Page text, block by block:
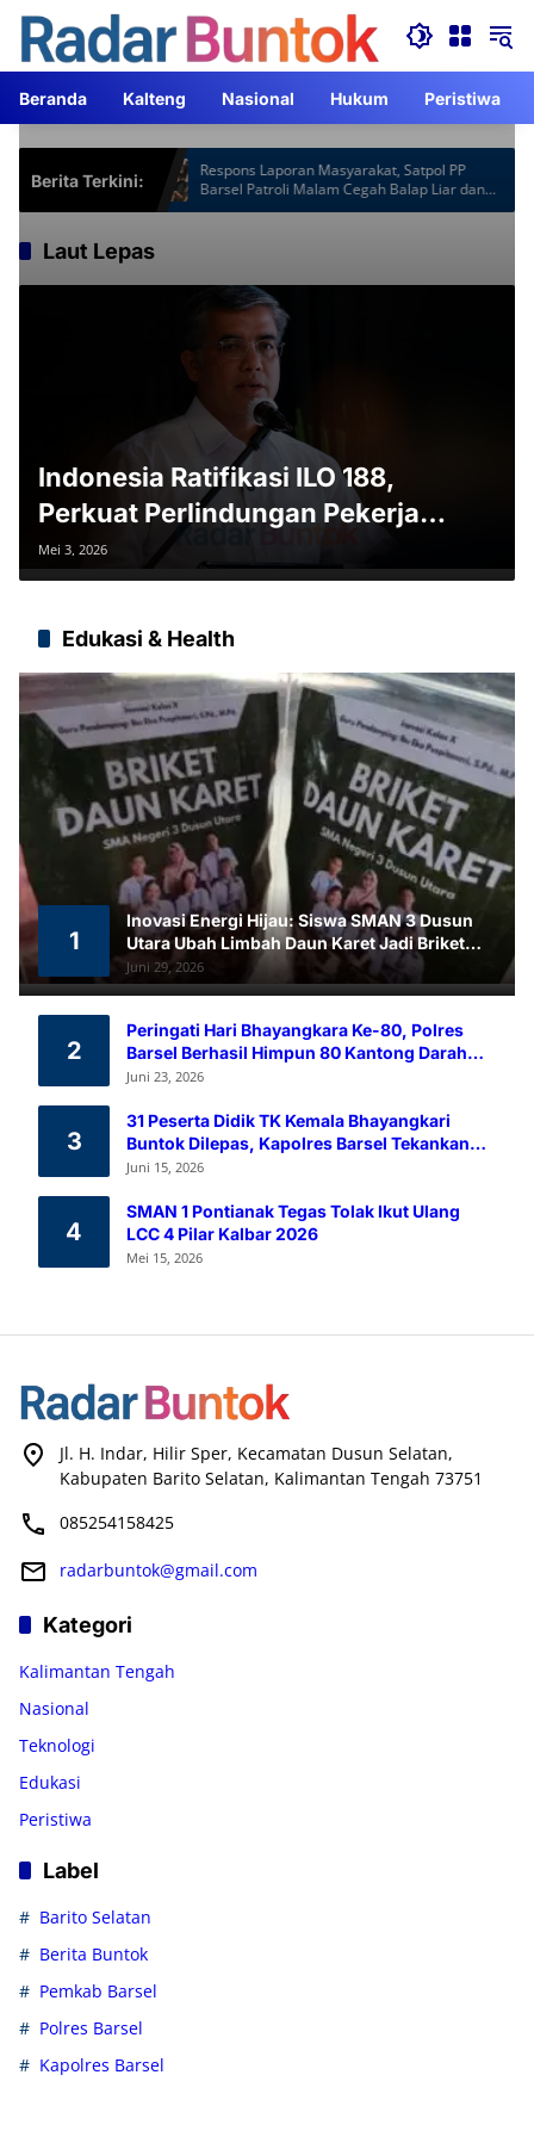
Langsung
konten
Beranda Kalteng Nasional Hukum Peristiwa
Berita Terkini:
Gardu
Lebih
Respons Laporan Masyarakat, Satpol PP
Barsel Patroli Malam Cegah Balap Liar dan
Knalpot Brong
Laut Lepas
Indonesia Ratifikasi ILO 188,
Perkuat Perlindungan Pekerja
Perikanan Laut Lepas
Mei 3, 2026
Edukasi & Health
1
Inovasi Energi Hijau: Siswa SMAN 3 Dusun
Utara Ubah Limbah Daun Karet Jadi Briket
Ramah Lingkungan
Juni 29, 2026
2
Peringati Hari Bhayangkara Ke-80, Polres
Barsel Berhasil Himpun 80 Kantong Darah
Melalui Aksi Donor Darah
Juni 23, 2026
3
31 Peserta Didik TK Kemala Bhayangkari
Buntok Dilepas, Kapolres Barsel Tekankan
Pendidikan Karakter
Juni 15, 2026
4
SMAN 1 Pontianak Tegas Tolak Ikut Ulang
LCC 4 Pilar Kalbar 2026
Mei 15, 2026
Jl. H. Indar, Hilir Sper, Kecamatan Dusun Selatan,
Kabupaten Barito Selatan, Kalimantan Tengah 73751
085254158425
radarbuntok@gmail.com
Kategori
Kalimantan Tengah
Nasional
Teknologi
Edukasi
Peristiwa
Label
Barito Selatan
Berita Buntok
Pemkab Barsel
Polres Barsel
Kapolres Barsel